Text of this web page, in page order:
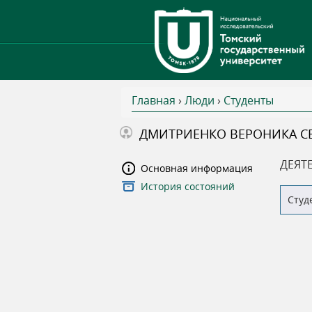
В
ы
з
Главная › Люди › Студенты
ДМИТРИЕНКО ВЕРОНИКА
Основная информация
История состояний